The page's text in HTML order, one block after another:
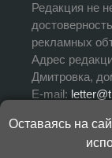
Редакция не
рекламных
Адрес
Дмитровка,
E-mail:
УЧРЕДИТЕЛЬ:
ИЗДАТЕЛЬ:
Оставаясь на